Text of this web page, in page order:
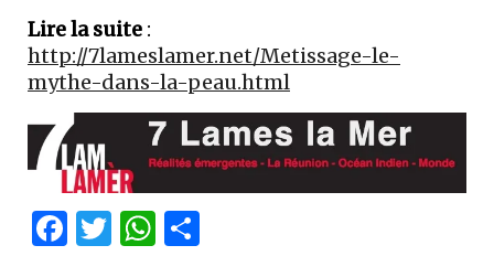
Lire la suite :
http://7lameslamer.net/Metissage-le-
mythe-dans-la-peau.html
Facebook
Twitter
WhatsApp